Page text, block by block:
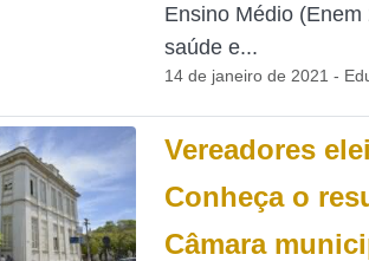
Ensino Médio
saúde e...
14 de janeiro de 2021 -
Vereadores
Conheça o
Câmara